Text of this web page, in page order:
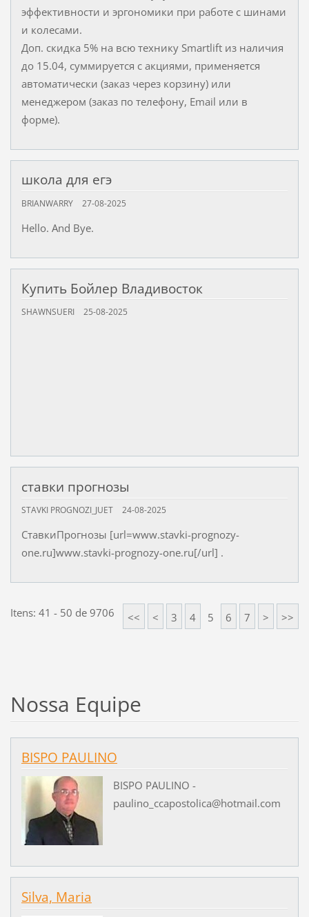
эффективности и эргономики при работе с шинами
и колесами.
Доп. скидка 5% на всю технику Smartlift из наличия
до 15.04, суммируется с акциями, применяется
автоматически (заказ через корзину) или
менеджером (заказ по телефону, Email или в
форме).
школа для егэ
BRIANWARRY 27-08-2025
Hello. And Bye.
Купить Бойлер Владивосток
SHAWNSUERI 25-08-2025
ставки прогнозы
STAVKI PROGNOZI_JUET 24-08-2025
СтавкиПрогнозы [url=www.stavki-prognozy-
one.ru]www.stavki-prognozy-one.ru[/url] .
Itens: 41 - 50 de 9706 << < 3 4 5 6 7 > >>
Nossa Equipe
BISPO PAULINO
BISPO PAULINO -
paulino_ccapostolica@hotmail.com
Silva, Maria